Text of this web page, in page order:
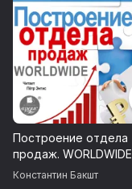
Построение отдела
продаж. WORLDWIDE
Константин Бакшт